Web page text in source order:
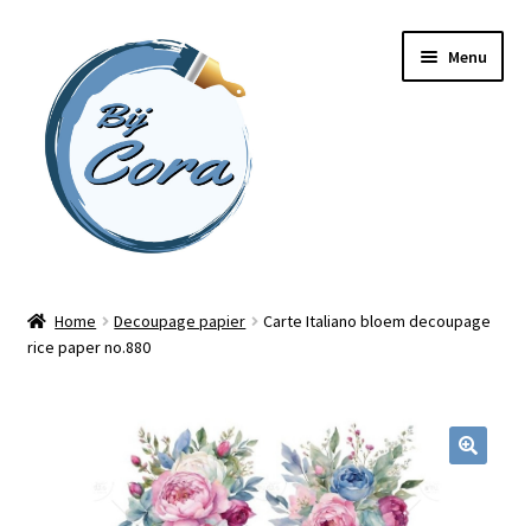
naar
navigatie
inhoud
Menu
Workshops
Home Decoupage papier
Carte Italiano bloem decoupage
rice paper no.880